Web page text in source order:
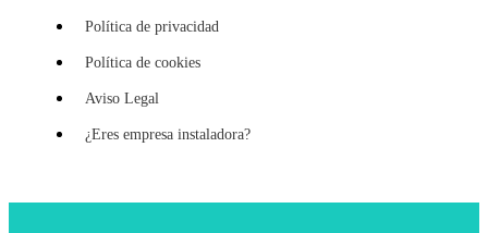
Política de privacidad
Política de cookies
Aviso Legal
¿Eres empresa instaladora?